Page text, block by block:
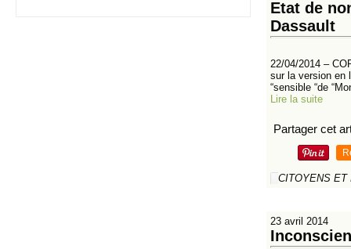
Etat de
Dassault
22/04/2014 –
sur la version en
“sensible “de
Lire la suite
Partager cet
CITOYENS ET
23 avril 2014